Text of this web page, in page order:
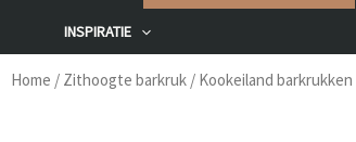
INSPIRATIE
Home / Zithoogte barkruk / Kookeiland barkrukken